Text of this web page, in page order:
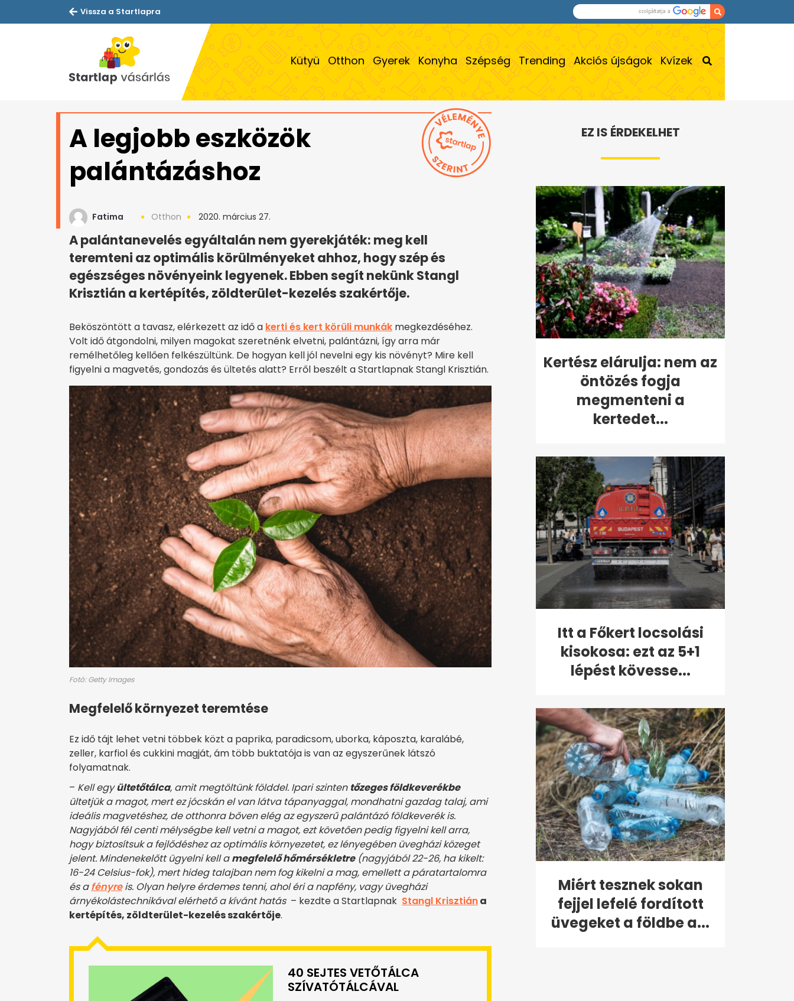
Vissza a Startlapra
Kütyü Otthon Gyerek Konyha Szépség Trending Akciós újságok Kvízek
A legjobb eszközök
palántázáshoz
Fatima Otthon 2020. március 27.
A palántanevelés egyáltalán nem gyerekjáték: meg kell
teremteni az optimális körülményeket ahhoz, hogy szép és
egészséges növényeink legyenek. Ebben segít nekünk Stangl
Krisztián a kertépítés, zöldterület-kezelés szakértője.
Beköszöntött a tavasz, elérkezett az idő a kerti és kert körüli munkák megkezdéséhez.
Volt idő átgondolni, milyen magokat szeretnénk elvetni, palántázni, így arra már
remélhetőleg kellően felkészültünk. De hogyan kell jól nevelni egy kis növényt? Mire kell
figyelni a magvetés, gondozás és ültetés alatt? Erről beszélt a Startlapnak Stangl Krisztián.
Fotó: Getty Images
Megfelelő környezet teremtése
Ez idő tájt lehet vetni többek közt a paprika, paradicsom, uborka, káposzta, karalábé,
zeller, karfiol és cukkini magját, ám több buktatója is van az egyszerűnek látszó
folyamatnak.
– Kell együltetőtálca, amit megtöltünk földdel. Ipari szinten tőzeges földkeverékbe
ültetjük a magot, mert ez jócskán el van látva tápanyaggal, mondhatni gazdag talaj, ami
ideális magvetéshez, de otthonra bőven elég az egyszerű palántázó földkeverék is.
Nagyjából fél centi mélységbe kell vetni a magot, ezt követően pedig figyelni kell arra,
hogy biztosítsuk a fejlődéshez az optimális környezetet, ez lényegében üvegházi közeget
jelent. Mindenekelőtt ügyelni kell amegfelelő hőmérsékletre(nagyjából 22-26, ha kikelt:
16-24 Celsius-fok), mert hideg talajban nem fog kikelni a mag, emellett a páratartalomra
és afényreis. Olyan helyre érdemes tenni, ahol éri a napfény, vagy üvegházi
árnyékolástechnikával elérhető a kívánt hatás – kezdte a Startlapnak Stangl Krisztiána
kertépítés, zöldterület-kezelés szakértője.
40 SEJTES VETŐTÁLCA
SZÍVATÓTÁLCÁVAL
EZ IS ÉRDEKELHET
Kertész elárulja: nem az
öntözés fogja
megmenteni a
kertedet...
Itt a Főkert locsolási
kisokosa: ezt az 5+1
lépést kövesse...
Miért tesznek sokan
fejjel lefelé fordított
üvegeket a földbe a...